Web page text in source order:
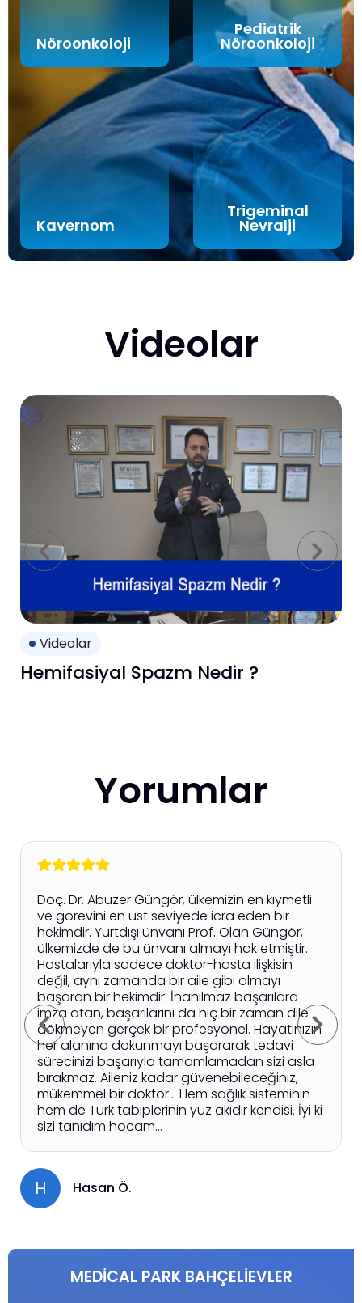
Nöroonkoloji
Pediatrik
Nöroonkoloji
Kavernom
Trigeminal
Nevralji
Videolar
Videolar
Hemifasiyal Spazm Nedir ?
Yorumlar
Doç. Dr. Abuzer Güngör, ülkemizin en kıymetli
ve görevini en üst seviyede icra eden bir
hekimdir. Yurtdışı ünvanı Prof. Olan Güngör,
ülkemizde de bu ünvanı almayı hak etmiştir.
Hastalarıyla sadece doktor-hasta ilişkisin
değil, aynı zamanda bir aile gibi olmayı
başaran bir hekimdir. İnanılmaz başarılara
imza atan, başarılarını da hiç bir zaman dile
dökmeyen gerçek bir profesyonel. Hayatınızın
her alanına dokunmayı başararak tedavi
sürecinizi başarıyla tamamlamadan sizi asla
bırakmaz. Aileniz kadar güvenebileceğiniz,
mükemmel bir doktor… Hem sağlık sisteminin
hem de Türk tabiplerinin yüz akıdır kendisi. İyi ki
sizi tanıdım hocam…
H Hasan Ö.
MEDİCAL PARK BAHÇELİEVLER